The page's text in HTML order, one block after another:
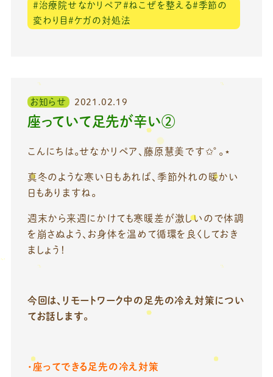
＃治療院せなかリペア＃ねこぜを整える＃季節の
変わり目＃ケガの対処法
お知らせ 2021.02.19
座っていて足先が辛い②
こんにちは。せなかリペア、藤原慧美です✩°｡⋆
真冬のような寒い日もあれば、季節外れの暖かい
日もありますね。
週末から来週にかけても寒暖差が激しいので体調
を崩さぬよう、お身体を温めて循環を良くしておき
ましょう！
今回は、リモートワーク中の足先の冷え対策につい
てお話します。
・座ってできる足先の冷え対策